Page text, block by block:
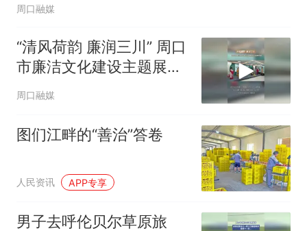
周口融媒
“清风荷韵 廉润三川” 周口
市廉洁文化建设主题展览
在淮阳开幕
周口融媒
图们江畔的“善治”答卷
人民资讯 APP专享
男子去呼伦贝尔草原旅